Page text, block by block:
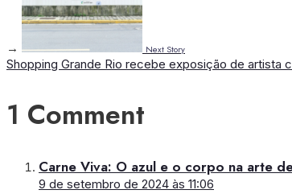
→ Next Story
Shopping Grande Rio recebe exposição de artista
1 Comment
Carne Viva: O azul e o corpo na arte
9 de setembro de 2024 às 11:06